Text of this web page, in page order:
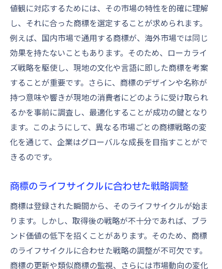
値観に対応するためには、その市場の特性を的確に理解
し、それに合った商標を選定することが求められます。
例えば、国内市場で通用する商標が、海外市場では同じ
効果を持たないこともあります。そのため、ローカライ
ズ戦略を駆使し、現地の文化や言語に即した商標を考案
することが重要です。さらに、商標のデザインや名称が
持つ意味や響きが現地の消費者にどのように受け取られ
るかを事前に調査し、最適化することが成功の鍵となり
ます。このようにして、異なる市場ごとの商標戦略の変
化を通じて、企業はグローバルな成長を目指すことがで
きるのです。
商標のライフサイクルに合わせた戦略調整
商標は登録された瞬間から、そのライフサイクルが始ま
ります。しかし、取得後の戦略が不十分であれば、ブラ
ンド価値の低下を招くことがあります。そのため、商標
のライフサイクルに合わせた戦略の調整が不可欠です。
商標の更新や類似商標の監視、さらには市場動向の変化